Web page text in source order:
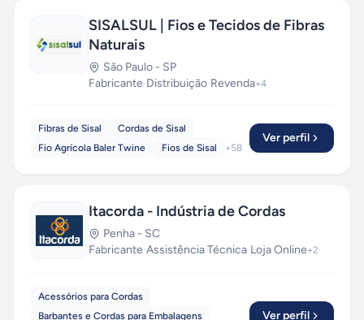
SISALSUL | Fios e Tecidos de Fibras
Naturais
São Paulo - SP
Fabricante·Distribuição·Revenda+4
Fibras de Sisal
Cordas de Sisal
Fio Agrícola Baler Twine
Fios de Sisal +58
Ver perfil
Itacorda - Indústria de Cordas
Penha - SC
Fabricante·Assistência Técnica·Loja Online+2
Acessórios para Cordas
Barbantes e Cordas para Embalagens
Ver perfil